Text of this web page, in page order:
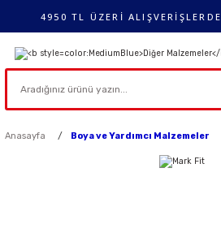
4950 TL ÜZERİ ALIŞVERİŞLERDE
Anasayfa Boya ve Yardımcı Malzemeler